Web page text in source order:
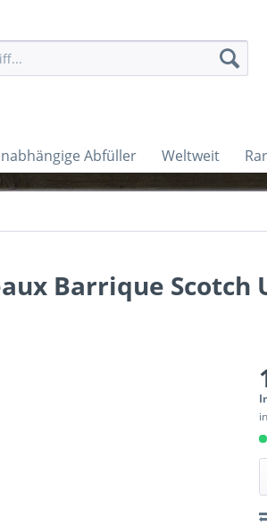
Abfüller Weltweit
Barrique Scotch